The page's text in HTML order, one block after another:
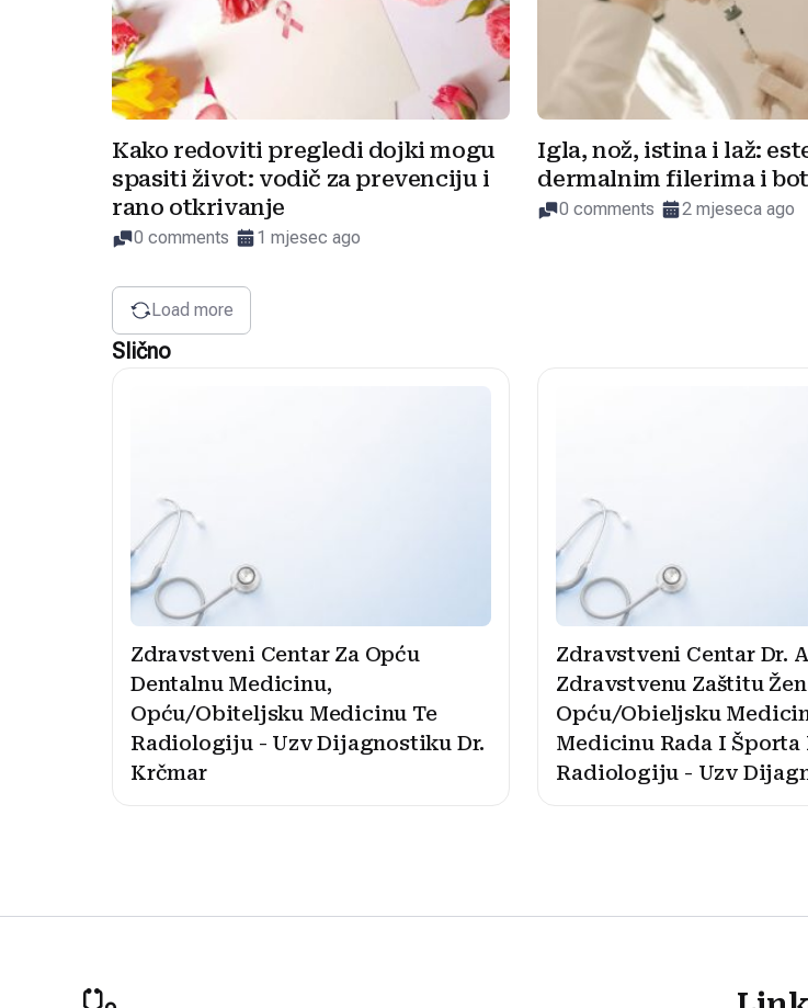
Kako redoviti pregledi dojki mogu
spasiti život: vodič za prevenciju i
rano otkrivanje
0 comments 1 mjesec ago
Igla, nož, istina i laž:
dermalnim filerima i
0 comments 2 mjeseca ago
Load more
Slično
Zdravstveni Centar Za Opću
Dentalnu Medicinu,
Opću/Obiteljsku Medicinu Te
Radiologiju - Uzv Dijagnostiku Dr.
Krčmar
Zdravstveni Centar Dr.
Zdravstvenu Zaštitu
Opću/Obieljsku
Medicinu Rada I Športa
Radiologiju - Uzv